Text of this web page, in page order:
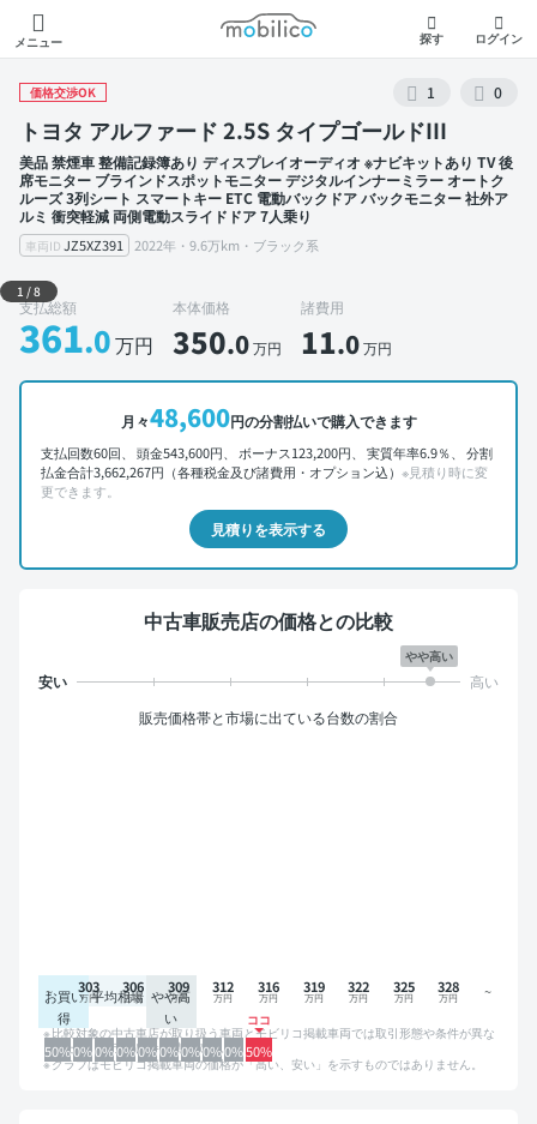
メニュー
モビリコ
探す ログイン
価格交渉OK 1 0
トヨタ アルファード 2.5S タイプゴールドIII
美品 禁煙車 整備記録簿あり ディスプレイオーディオ ※ナビキットあり TV 後
席モニター ブラインドスポットモニター デジタルインナーミラー オートク
ルーズ 3列シート スマートキー ETC 電動バックドア バックモニター 社外ア
ルミ 衝突軽減 両側電動スライドドア 7人乗り
車両ID JZ5XZ391 2022年・9.6万km・ブラック系
外装 左前
1 /8
支払総額
361.0万円
本体価格
350.0万円
諸費用
11.0万円
月々48,600円の分割払いで購入できます
支払回数60回、 頭金543,600円、 ボーナス123,200円、 実質年率6.9％、 分割
払金合計3,662,267円（各種税金及び諸費用・オプション込） ※見積り時に変
更できます。
見積りを表示する
中古車販売店の価格との比較
やや高い
販売価格帯と市場に出ている台数の割合
お買い
得
平均相場 やや高
い
50%0%0%0%0%0%0%0%0%50%
303 306 309 312 316 319 322 325 328
比較対象の中古車店が取り扱う車両とモビリコ掲載車両では取引形態や条件が異な
るため、グラフは参考情報です。
グラフはモビリコ掲載車両の価格が「高い、安い」を示すものではありません。